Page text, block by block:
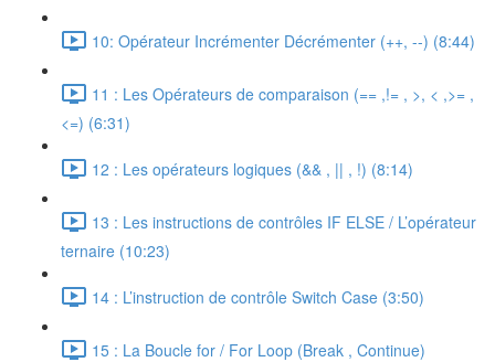
10: Opérateur Incrémenter Décrémenter (++, --) (8:44)
11 : Les Opérateurs de comparaison (== ,!= , >, < ,>= ,
<=) (6:31)
12 : Les opérateurs logiques (&& , || , !) (8:14)
13 : Les instructions de contrôles IF ELSE / L’opérateur
ternaire (10:23)
14 : L’instruction de contrôle Switch Case (3:50)
15 : La Boucle for / For Loop (Break , Continue)